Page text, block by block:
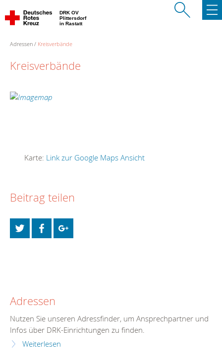
DRK OV
Plittersdorf
in Rastatt
Adressen Kreisverbände
Kreisverbände
Karte: Link zur Google Maps Ansicht
Beitrag teilen
Adressen
Nutzen Sie unseren Adressfinder, um Ansprechpartner und
Infos über DRK-Einrichtungen zu finden.
Weiterlesen